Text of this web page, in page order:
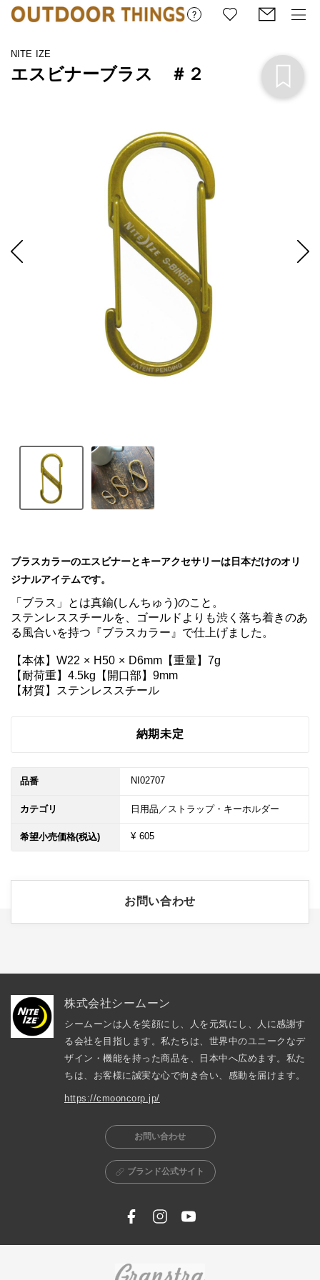
NITE IZE
エスビナーブラス ＃２
ブラスカラーのエスビナーとキーアクセサリーは日本だけのオリ
ジナルアイテムです。
「ブラス」とは真鍮(しんちゅう)のこと。
ステンレススチールを、ゴールドよりも渋く落ち着きのあ
る風合いを持つ『ブラスカラー』で仕上げました。
【本体】W22 × H50 × D6mm【重量】7g
【耐荷重】4.5kg【開口部】9mm
【材質】ステンレススチール
納期未定
品番 NI02707
カテゴリ 日用品／ストラップ・キーホルダー
希望小売価格(税込) ¥ 605
お問い合わせ
株式会社シームーン
シームーンは人を笑顔にし、人を元気にし、人に感謝す
る会社を目指します。私たちは、世界中のユニークなデ
ザイン・機能を持った商品を、日本中へ広めます。私た
ちは、お客様に誠実な心で向き合い、感動を届けます。
https://cmooncorp.jp/
お問い合わせ
ブランド公式サイト